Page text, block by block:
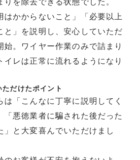
を除去できる状態でした。
はかからないこと」「必要以上
と」を説明し、安心していただ
始。ワイヤー作業のみで詰まり
イレは正常に流れるようになり
だけたポイント
「こんなに丁寧に説明してく
「悪徳業者に騙された後だった
」と大変喜んでいただけまし